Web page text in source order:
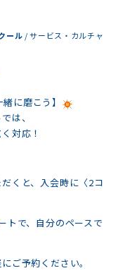
ール /サービス・カルチャ
に磨こう】
は、
対応！
くと、入会時に〈2コ
トで、自分のペースで
ご予約ください。